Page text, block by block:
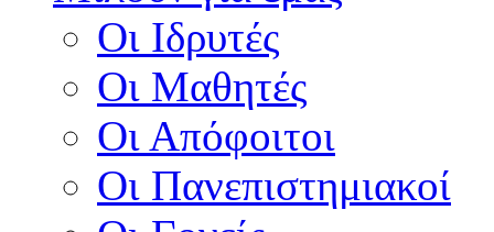
Οι Ιδρυτές
Οι Μαθητές
Οι Απόφοιτοι
Οι Πανεπιστημιακοί